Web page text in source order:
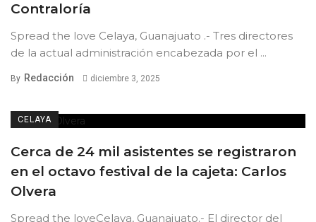
Contraloría
Spread the love Celaya, Guanajuato .- Tres directores
de la actual administración encabezada por el ...
By Redacción diciembre 3, 2025
CELAYA
Cerca de 24 mil asistentes se registraron
en el octavo festival de la cajeta: Carlos
Olvera
Spread the loveCelaya, Guanajuato.- El director del